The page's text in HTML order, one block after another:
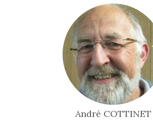
André COTTINET